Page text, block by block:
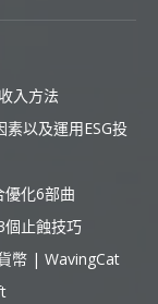
入方法
素以及運用ESG投
優化6部曲
個止蝕技巧
幣 | WavingCat